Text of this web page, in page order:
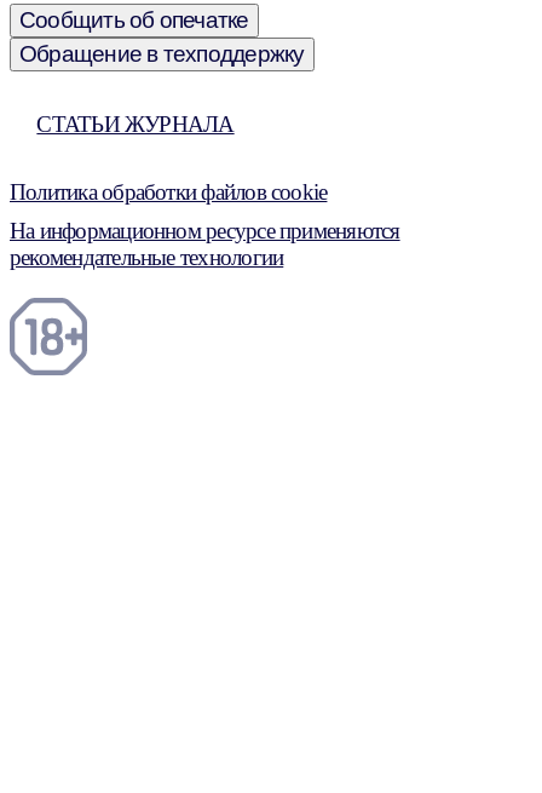
Сообщить об опечатке
Обращение в техподдержку
СТАТЬИ ЖУРНАЛА
Политика обработки файлов cookie
На информационном ресурсе применяются
рекомендательные технологии